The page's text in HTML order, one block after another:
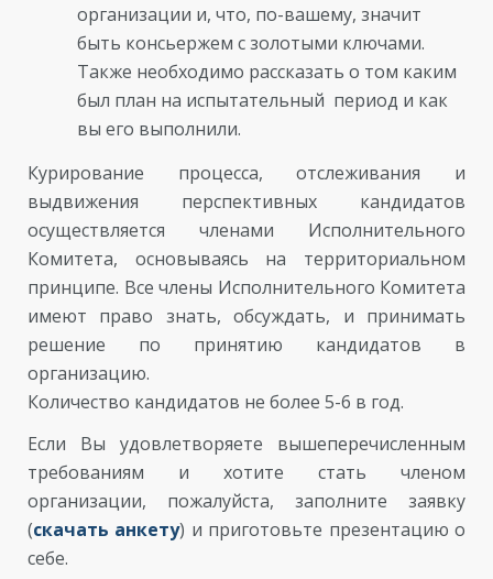
организации и, что, по-вашему, значит
быть консьержем с золотыми ключами.
Также необходимо рассказать о том каким
был план на испытательный период и как
вы его выполнили.
Курирование процесса, отслеживания и
выдвижения перспективных кандидатов
осуществляется членами Исполнительного
Комитета, основываясь на территориальном
принципе. Все члены Исполнительного Комитета
имеют право знать, обсуждать, и принимать
решение по принятию кандидатов в
организацию.
Количество кандидатов не более 5-6 в год.
Если Вы удовлетворяете вышеперечисленным
требованиям и хотите стать членом
организации, пожалуйста, заполните заявку
(скачать анкету) и приготовьте презентацию о
себе.